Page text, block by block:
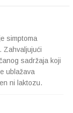
simptoma
Zahvaljujući
sadržaja koji
ublažava
ni laktozu.